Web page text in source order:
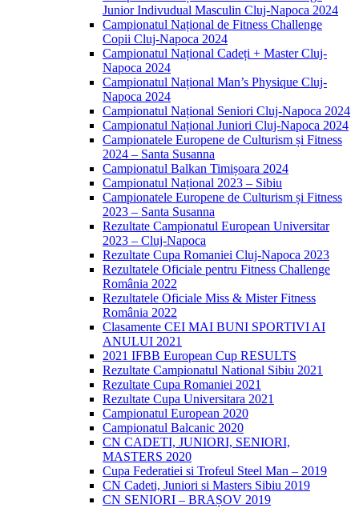
Junior Indivudual Masculin Cluj-Napoca 2024
Campionatul Național de Fitness Challenge
Copii Cluj-Napoca 2024
Campionatul Național Cadeți + Master Cluj-
Napoca 2024
Campionatul Național Man’s Physique Cluj-
Napoca 2024
Campionatul Național Seniori Cluj-Napoca 2024
Campionatul Național Juniori Cluj-Napoca 2024
Campionatele Europene de Culturism și Fitness
2024 – Santa Susanna
Campionatul Balkan Timișoara 2024
Campionatul Național 2023 – Sibiu
Campionatele Europene de Culturism și Fitness
2023 – Santa Susanna
Rezultate Campionatul European Universitar
2023 – Cluj-Napoca
Rezultate Cupa Romaniei Cluj-Napoca 2023
Rezultatele Oficiale pentru Fitness Challenge
România 2022
Rezultatele Oficiale Miss & Mister Fitness
România 2022
Clasamente CEI MAI BUNI SPORTIVI AI
ANULUI 2021
2021 IFBB European Cup RESULTS
Rezultate Campionatul National Sibiu 2021
Rezultate Cupa Romaniei 2021
Rezultate Cupa Universitara 2021
Campionatul European 2020
Campionatul Balcanic 2020
CN CADETI, JUNIORI, SENIORI,
MASTERS 2020
Cupa Federatiei si Trofeul Steel Man – 2019
CN Cadeti, Juniori si Masters Sibiu 2019
CN SENIORI – BRAȘOV 2019